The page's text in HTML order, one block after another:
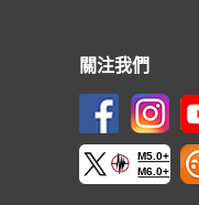
關注我們
M5.0+
M6.0+